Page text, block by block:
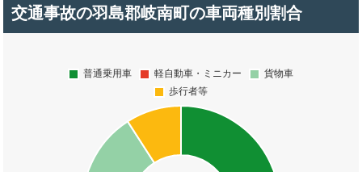
交通事故の羽島郡岐南町の車両種別割合